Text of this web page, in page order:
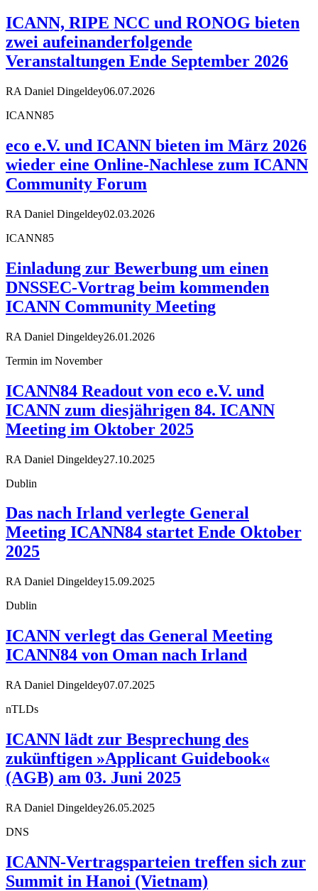
ICANN, RIPE NCC und RONOG bieten
zwei aufeinanderfolgende
Veranstaltungen Ende September 2026
RA Daniel Dingeldey06.07.2026
ICANN85
eco e.V. und ICANN bieten im März 2026
wieder eine Online-Nachlese zum ICANN
Community Forum
RA Daniel Dingeldey02.03.2026
ICANN85
Einladung zur Bewerbung um einen
DNSSEC-Vortrag beim kommenden
ICANN Community Meeting
RA Daniel Dingeldey26.01.2026
Termin im November
ICANN84 Readout von eco e.V. und
ICANN zum diesjährigen 84. ICANN
Meeting im Oktober 2025
RA Daniel Dingeldey27.10.2025
Dublin
Das nach Irland verlegte General
Meeting ICANN84 startet Ende Oktober
2025
RA Daniel Dingeldey15.09.2025
Dublin
ICANN verlegt das General Meeting
ICANN84 von Oman nach Irland
RA Daniel Dingeldey07.07.2025
nTLDs
ICANN lädt zur Besprechung des
zukünftigen »Applicant Guidebook«
(AGB) am 03. Juni 2025
RA Daniel Dingeldey26.05.2025
DNS
ICANN-Vertragsparteien treffen sich zur
Summit in Hanoi (Vietnam)